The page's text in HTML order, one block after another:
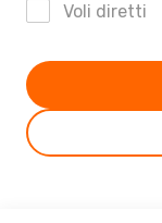
Voli diretti